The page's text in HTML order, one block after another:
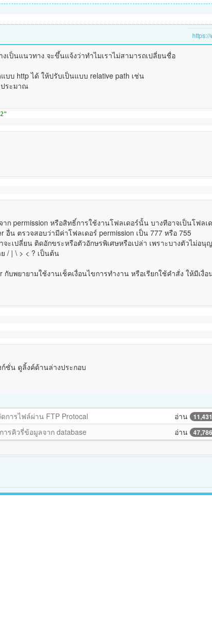
เป็นแนวทาง จะขึ้นแจ้งว่าทำไมเราไม่สามารถเปลี่ยนชื่อ
บ http ได้ ให้ปรับเป็นแบบ relative path เช่น
ประมาณ
ก permission หรือสิทธิ์การใช้งานโฟลเดอร์นั้น บางทีอาจเป็นโฟลเ
อื่น ตรวจสอบว่ามีค่าโฟลเดอร์ permission เป็น 777 หรือ 755
ะเปลี่ยน ติดอักขระหรือตัวอักษรพิเศษหรือเปล่า เพราะบางตัวไม่อนุ
/ | \ > < ? เป็นต้น
บพยายามใช้งานเช็คเงื่อนไขการทำงาน หรือเรียกใช้คำสั่ง ให้มีเงื่
ชั่น ดูลิ้งค์ด้านล่างประกอบ
การไฟล์ผ่าน FTP Protocal
อ่าน 11,431
รคิวรี่ข้อมูลจาก database อ่าน 47,786